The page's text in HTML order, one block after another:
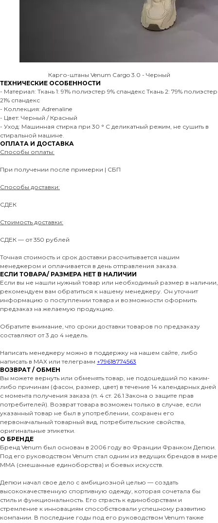
Карго-штаны Venum Cargo 3.0 - Черный
ТЕХНИЧЕСКИЕ ОСОБЕННОСТИ
- Материал: Ткань 1: 91% полиэстер 9% спандекс Ткань 2: 79% полиэстер
21% спандекс
- Коллекция: Adrenaline
- Цвет: Черный / Красный
- Уход: Машинная стирка при 30 ° C деликатный режим, не сушить в
стиральной машине.
ОПЛАТА И ДОСТАВКА
Способы оплаты:
При получении после примерки | СБП
Способы доставки:
СДЕК
Стоимость доставки:
СДЕК — от 350 рублей
Точная стоимость и срок доставки рассчитывается нашим
менеджером и оплачивается в день отправления заказа.
ЕСЛИ ТОВАРА/ РАЗМЕРА НЕТ В НАЛИЧИИ
Если вы не нашли нужный товар или необходимый размер в наличии,
рекомендуем вам обратиться к нашему менеджеру. Он уточнит
информацию о поступлении товара и возможности оформить
предзаказ на желаемую продукцию.
Обратите внимание, что сроки доставки товаров по предзаказу
составляют от 3 до 4 недель.
Написать менеджеру можно в поддержку на нашем сайте, либо
написать в MAX или телеграмм +79618774563
ВОЗВРАТ / ОБМЕН
Вы можете вернуть или обменять товар, не подошедший по каким-
либо причинам (фасон, размер, цвет) в течение 14 календарных дней
с момента получения заказа (п. 4 ст. 26.1 Закона о защите прав
потребителей). Возврат товара возможен только в случае, если
указанный товар не был в употреблении, сохранен его
первоначальный товарный вид, потребительские свойства,
оригинальные этикетки.
О БРЕНДЕ
Бренд Venum был основан в 2006 году во Франции Франком Депюи.
Под его руководством Venum стал одним из ведущих брендов в мире
MMA (смешанные единоборства) и боевых искусств.
Депюи начал свое дело с амбициозной целью — создать
высококачественную спортивную одежду, которая сочетала бы
стиль и функциональность. Его страсть к единоборствам и
стремление к инновациям способствовали успешному развитию
компании. В последние годы под его руководством Venum также